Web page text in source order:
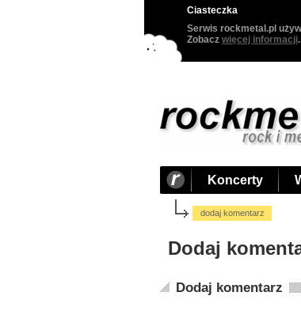
Ciasteczka
Serwis rockmetal.pl
Zobacz więcej informacji.
Koncerty
dodaj komentarz
Dodaj
Dodaj komentarz